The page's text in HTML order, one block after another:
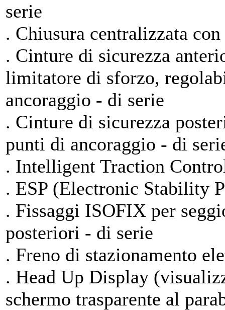
serie
. Chiusura centralizzata
. Cinture di sicurezza
limitatore di sforzo,
ancoraggio - di serie
. Cinture di sicurezza
punti di ancoraggio - di
. Intelligent Traction
. ESP (Electronic Stability
. Fissaggi ISOFIX per
posteriori - di serie
. Freno di stazionamento
. Head Up Display
schermo trasparente al